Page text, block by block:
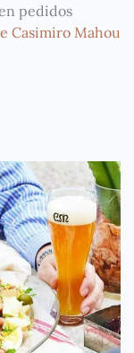
pedidos
Casimiro Mahou